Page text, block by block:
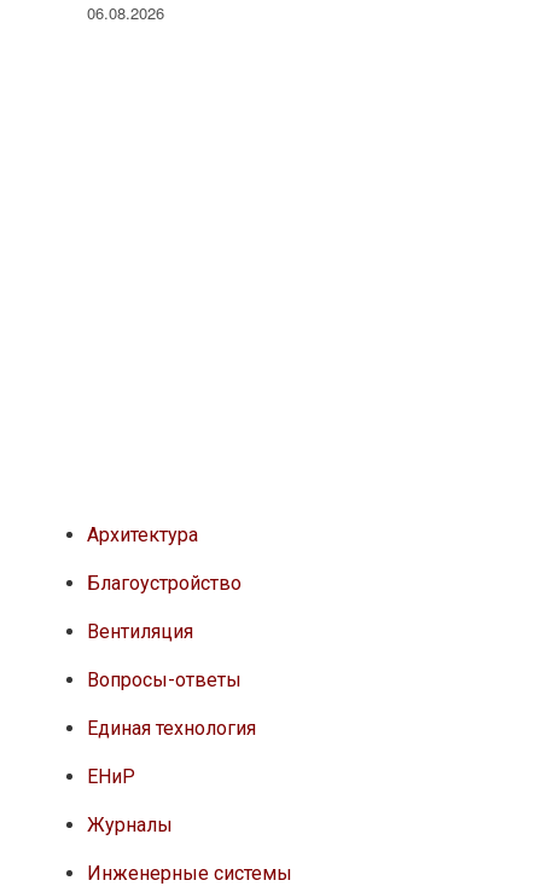
06.08.2026
Архитектура
Благоустройство
Вентиляция
Вопросы-ответы
Единая технология
ЕНиР
Журналы
Инженерные системы